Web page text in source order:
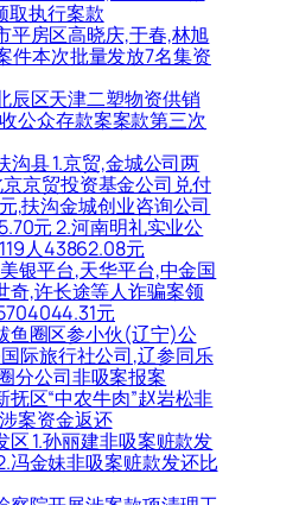
取执行案款
平房区高晓庆,于春,林旭
件本次批量发放7名集资
辰区天津二塑物资供销
公众存款案案款第三次
沟县 1.京贸,金城公司两
京贸投资基金公司兑付
,扶沟金城创业咨询公司
元 2.河南明礼实业公
人43862.08元
银平台,天华平台,中金国
奇,许长途等人诈骗案领
元
鱼圈区参小伙(辽宁)公
际旅行社公司,辽参同乐
分公司非吸案报案
抚区“中农牛肉”赵岩松非
案资金返还
区 1.孙丽建非吸案赃款发
冯金妹非吸案赃款发还比